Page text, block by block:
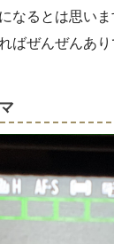
なるとは思い
ばぜんぜんあり